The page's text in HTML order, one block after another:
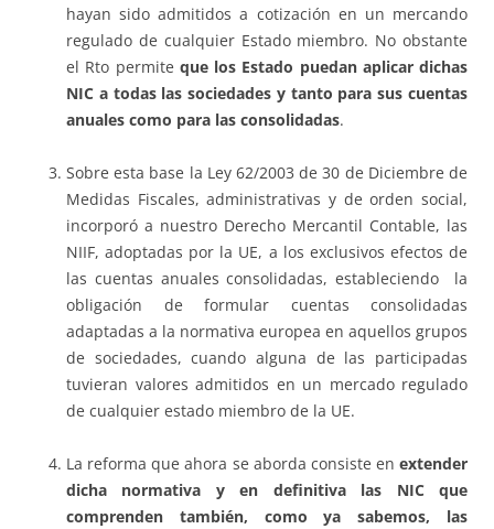
hayan sido admitidos a cotización en un mercando
regulado de cualquier Estado miembro. No obstante
el Rto permite que los Estado puedan aplicar dichas
NIC a todas las sociedades y tanto para sus cuentas
anuales como para las consolidadas.
Sobre esta base la Ley 62/2003 de 30 de Diciembre de
Medidas Fiscales, administrativas y de orden social,
incorporó a nuestro Derecho Mercantil Contable, las
NIIF, adoptadas por la UE, a los exclusivos efectos de
las cuentas anuales consolidadas, estableciendo la
obligación de formular cuentas consolidadas
adaptadas a la normativa europea en aquellos grupos
de sociedades, cuando alguna de las participadas
tuvieran valores admitidos en un mercado regulado
de cualquier estado miembro de la UE.
La reforma que ahora se aborda consiste en extender
dicha normativa y en definitiva las NIC que
comprenden también, como ya sabemos, las